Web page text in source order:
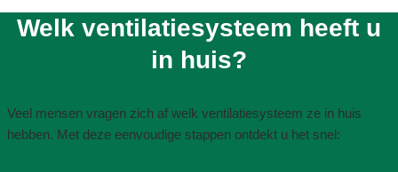
Welk ventilatiesysteem heeft u
in huis?​
Veel mensen vragen zich af welk ventilatiesysteem ze in huis
hebben. Met deze eenvoudige stappen ontdekt u het snel: